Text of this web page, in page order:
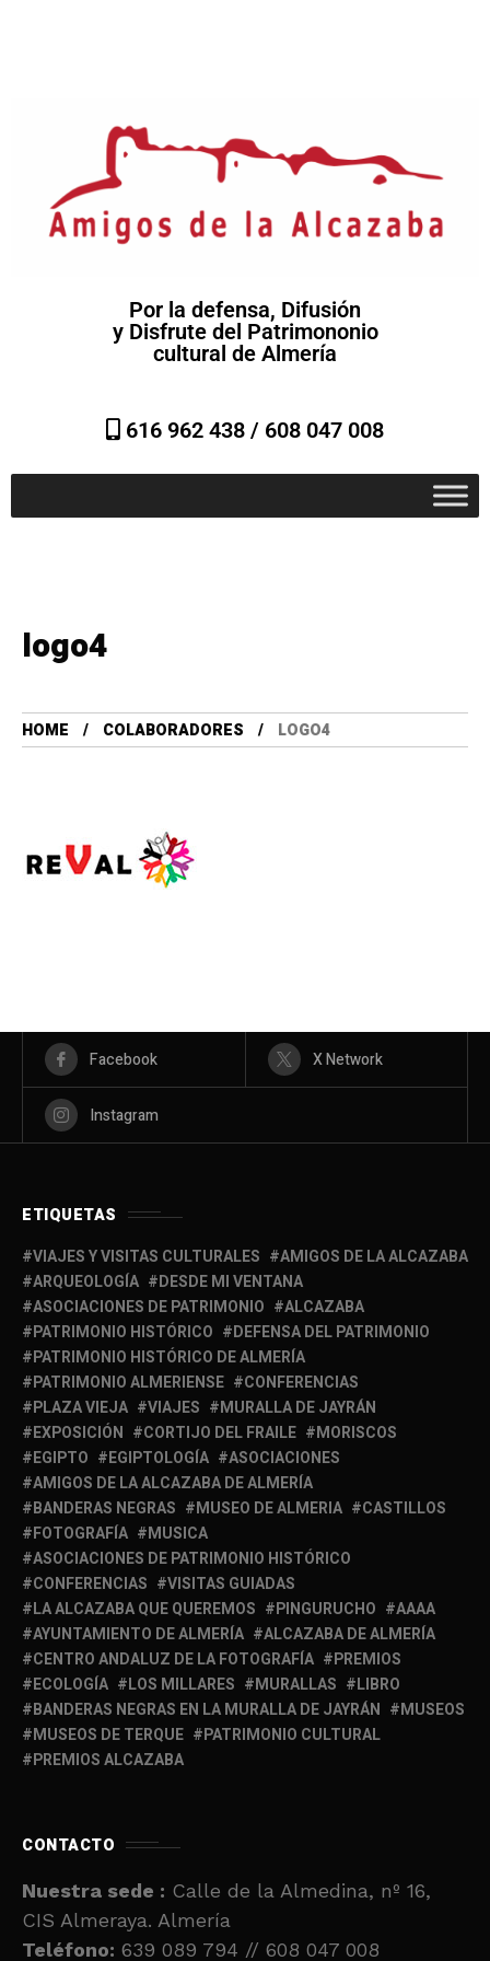
Por la defensa, Difusión
y Disfrute del Patrimononio
cultural de Almería
616 962 438 / 608 047 008
logo4
HOME COLABORADORES LOGO4
Facebook X Network
Instagram
ETIQUETAS
VIAJES Y VISITAS CULTURALES
AMIGOS DE LA ALCAZABA
ARQUEOLOGÍA
DESDE MI VENTANA
ASOCIACIONES DE PATRIMONIO
ALCAZABA
PATRIMONIO HISTÓRICO
DEFENSA DEL PATRIMONIO
PATRIMONIO HISTÓRICO DE ALMERÍA
PATRIMONIO ALMERIENSE
CONFERENCIAS
PLAZA VIEJA
VIAJES
MURALLA DE JAYRÁN
EXPOSICIÓN
CORTIJO DEL FRAILE
MORISCOS
EGIPTO
EGIPTOLOGÍA
ASOCIACIONES
AMIGOS DE LA ALCAZABA DE ALMERÍA
BANDERAS NEGRAS
MUSEO DE ALMERIA
CASTILLOS
FOTOGRAFÍA
MUSICA
ASOCIACIONES DE PATRIMONIO HISTÓRICO
CONFERENCIAS
VISITAS GUIADAS
LA ALCAZABA QUE QUEREMOS
PINGURUCHO
AAAA
AYUNTAMIENTO DE ALMERÍA
ALCAZABA DE ALMERÍA
CENTRO ANDALUZ DE LA FOTOGRAFÍA
PREMIOS
ECOLOGÍA
LOS MILLARES MURALLAS
LIBRO
BANDERAS NEGRAS EN LA MURALLA DE JAYRÁN
MUSEOS
MUSEOS DE TERQUE
PATRIMONIO CULTURAL
PREMIOS ALCAZABA
CONTACTO
Nuestra sede : Calle de la Almedina, nº 16,
CIS Almeraya. Almería
Teléfono: 639 089 794 // 608 047 008